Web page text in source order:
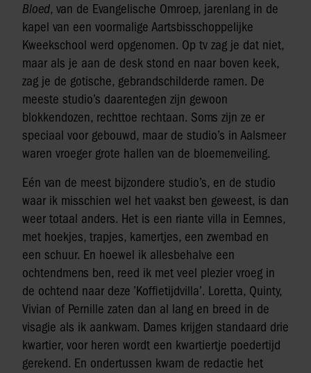
Bloed, van de Evangelische Omroep, jarenlang in de
kapel van een voormalige Aartsbisschoppelijke
Kweekschool werd opgenomen. Op tv zag je dat niet,
maar als je aan de desk stond en naar boven keek,
zag je de gotische, gebrandschilderde ramen. De
meeste studio’s daarentegen zijn gewoon
blokkendozen, rechttoe rechtaan. Soms zijn ze er
speciaal voor gebouwd, maar de studio’s in Aalsmeer
waren vroeger grote hallen van de bloemenveiling.
Eén van de meest bijzondere studio’s, en de studio
waar ik misschien wel het vaakst ben geweest, is dan
weer totaal anders. Het is een riante villa in Eemnes,
met hoekjes, trapjes, kamertjes, een zwembad en
een schuur. En hoewel ik allesbehalve een
ochtendmens ben, reed ik met veel plezier vroeg in
de ochtend naar deze ’Koffietijdvilla’. Loretta, Quinty,
Vivian of Pernille zaten dan al lang en breed in de
visagie als ik aankwam. Dames krijgen standaard drie
kwartier, voor heren wordt een kwartiertje poedertijd
gerekend. En ondertussen kwam de redactie het